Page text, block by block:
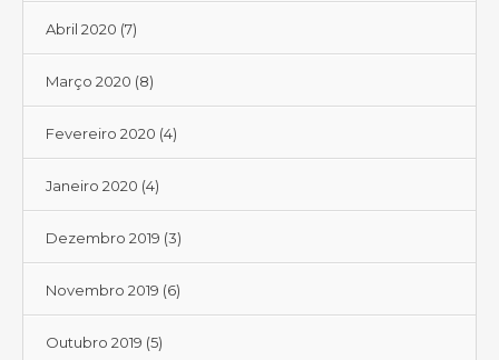
Abril 2020 (7)
Março 2020 (8)
Fevereiro 2020 (4)
Janeiro 2020 (4)
Dezembro 2019 (3)
Novembro 2019 (6)
Outubro 2019 (5)